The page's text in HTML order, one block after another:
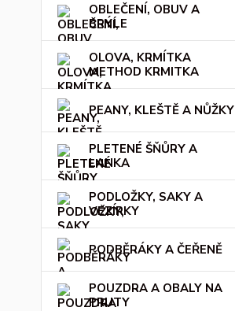
OBLEČENÍ, OBUV A
BRÝLE
OLOVA, KRMÍTKA
METHOD KRMITKA
PEANY, KLEŠTĚ A NŮŽKY
PLETENÉ ŠŇŮRY A
LANKA
PODLOŽKY, SAKY A
VEZÍRKY
PODBĚRÁKY A ČEŘENĚ
POUZDRA A OBALY NA
PRUTY